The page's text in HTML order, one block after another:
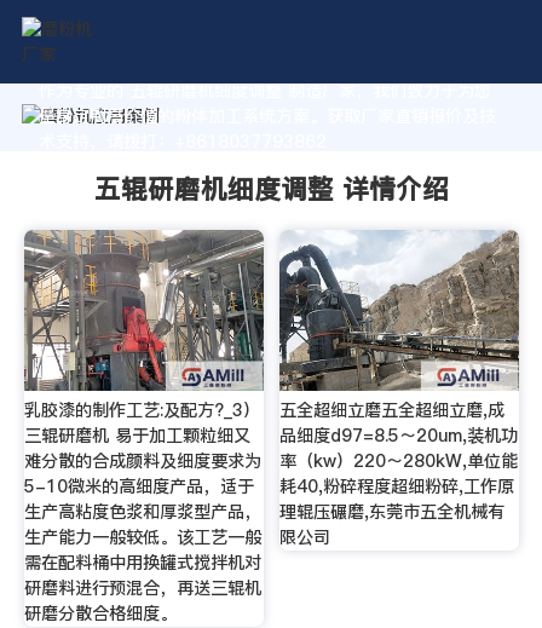
作为专业的 五辊研磨机细度调整 制造厂家，我们致力于为您
量身定制高价值的粉体加工系统方案。获取厂家直销报价及技
五辊研磨机细度调整 详情介绍
乳胶漆的制作工艺:及配方?_3）
三辊研磨机 易于加工颗粒细又
难分散的合成颜料及细度要求为
5-10微米的高细度产品，适于
生产高粘度色浆和厚浆型产品，
生产能力一般较低。该工艺一般
需在配料桶中用换罐式搅拌机对
研磨料进行预混合，再送三辊机
研磨分散合格细度。
五全超细立磨五全超细立磨,成
品细度d97=8.5～20um,装机功
率（kw）220～280kW,单位能
耗40,粉碎程度超细粉碎,工作原
理辊压碾磨,东莞市五全机械有
限公司